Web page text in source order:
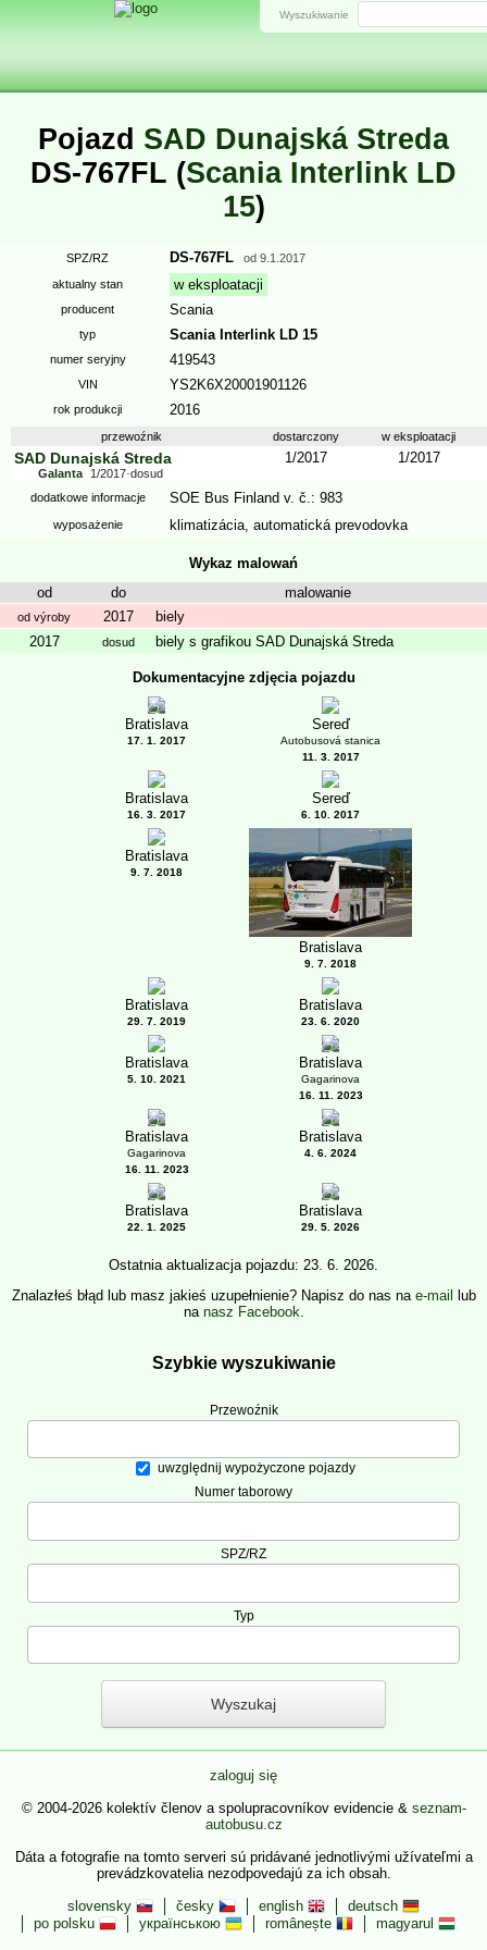
Pojazd SAD Dunajská Streda
DS-767FL (Scania Interlink LD
15)
SPZ/RZ DS-767FL od 9.1.2017
aktualny stan
w eksploatacji
producent Scania
typ Scania Interlink LD 15
numer seryjny 419543
VIN YS2K6X20001901126
rok produkcji 2016
przewoźnik dostarczony w eksploatacji
SAD Dunajská Streda 1/2017 1/2017
Galanta 1/2017-dosud
dodatkowe informacje
SOE Bus Finland v. č.: 983
wyposażenie klimatizácia automatická prevodovka
Wykaz malowań
od
do malowanie
od výroby 2017
biely
2017
dosud biely s grafikou SAD Dunajská Streda
Dokumentacyjne zdjęcia pojazdu
1
Bratislava
17. 1. 2017
Sereď
Autobusová stanica
11. 3. 2017
Bratislava
16. 3. 2017
Sereď
6. 10. 2017
Bratislava
9. 7. 2018
Bratislava
9. 7. 2018
Bratislava
29. 7. 2019
Bratislava
23. 6. 2020
Bratislava
5. 10. 2021
1
Bratislava
Gagarinova
16. 11. 2023
1
Bratislava
Gagarinova
16. 11. 2023
1
Bratislava
4. 6. 2024
4
Bratislava
22. 1. 2025
4
Bratislava
29. 5. 2026
Ostatnia aktualizacja pojazdu: 23. 6. 2026.
Znalazłeś błąd lub masz jakieś uzupełnienie? Napisz do nas na e-mail
lub
na nasz Facebook.
Szybkie wyszukiwanie
Przewoźnik
uwzględnij wypożyczone pojazdy
Numer taborowy
SPZ/RZ
Typ
Wyszukiwanie
zaloguj się
© 2004-2026 kolektív členov a spolupracovníkov evidencie & seznam-
autobusu.cz
Dáta a fotografie na tomto serveri sú pridávané jednotlivými užívateľmi a
prevádzkovatelia nezodpovedajú za ich obsah.
slovensky
česky english
deutsch
po polsku
українською românește magyarul